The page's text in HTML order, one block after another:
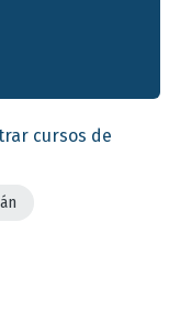
cursos de